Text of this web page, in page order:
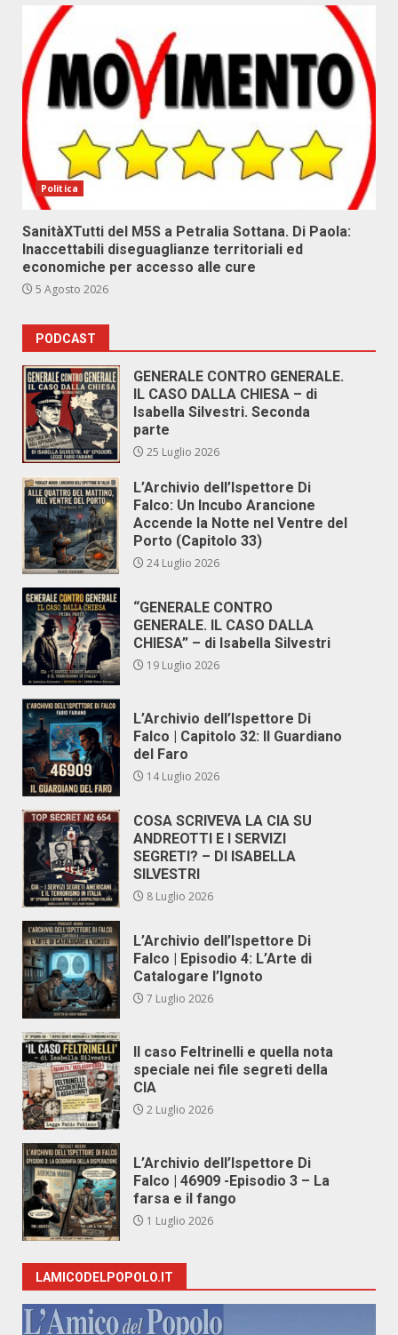
Politica
SanitàXTutti del M5S a Petralia Sottana. Di Paola:
Inaccettabili diseguaglianze territoriali ed
economiche per accesso alle cure
5 Agosto 2026
PODCAST
GENERALE CONTRO GENERALE.
IL CASO DALLA CHIESA – di
Isabella Silvestri. Seconda
parte
25 Luglio 2026
L’Archivio dell’Ispettore Di
Falco: Un Incubo Arancione
Accende la Notte nel Ventre del
Porto (Capitolo 33)
24 Luglio 2026
“GENERALE CONTRO
GENERALE. IL CASO DALLA
CHIESA” – di Isabella Silvestri
19 Luglio 2026
L’Archivio dell’Ispettore Di
Falco | Capitolo 32: Il Guardiano
del Faro
14 Luglio 2026
COSA SCRIVEVA LA CIA SU
ANDREOTTI E I SERVIZI
SEGRETI? – DI ISABELLA
SILVESTRI
8 Luglio 2026
L’Archivio dell’Ispettore Di
Falco | Episodio 4: L’Arte di
Catalogare l’Ignoto
7 Luglio 2026
Il caso Feltrinelli e quella nota
speciale nei file segreti della
CIA
2 Luglio 2026
L’Archivio dell’Ispettore Di
Falco | 46909 -Episodio 3 – La
farsa e il fango
1 Luglio 2026
LAMICODELPOPOLO.IT